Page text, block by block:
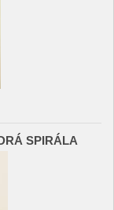
SPIRÁLA